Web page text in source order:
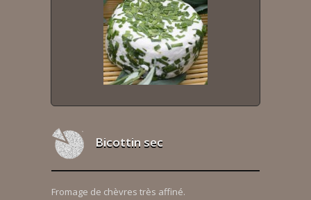
Bicottin sec
Fromage de chèvres très affiné.